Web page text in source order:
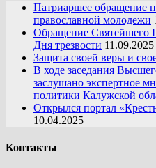
Патриаршее обращение
православной молодежи
Обращение Святейшего
Дня трезвости 11.09.2025
Защита своей веры и
В ходе заседания
заслушано экспертное
политики Калужской
Открылся портал
10.04.2025
Контакты